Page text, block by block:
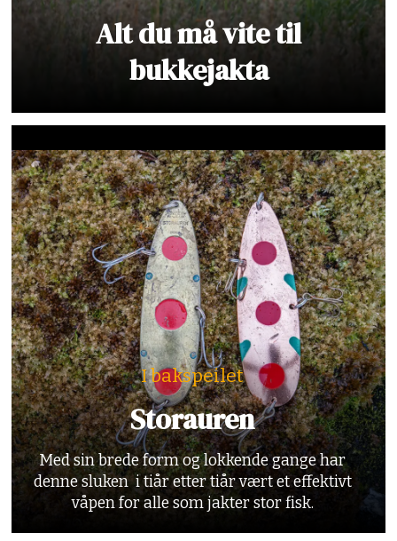
Alt du må vite til
bukkejakta
I bakspeilet
Storauren
Med sin brede form og lokkende gange har
denne sluken i tiår etter tiår vært et effektivt
våpen for alle som jakter stor fisk.